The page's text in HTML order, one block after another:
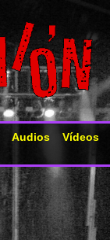
Audios
Vídeos